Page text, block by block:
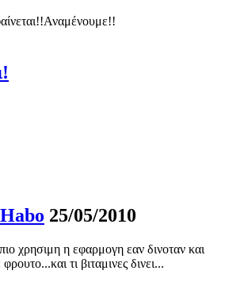
Habo 25/05/2010
χρησιμη η εφαρμογη εαν δινοταν και
τι βιταμινες δινει...